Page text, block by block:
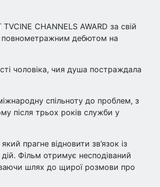
CHANNELS AWARD за свій
повнометражним дебютом на
чоловіка, чия душа постраждала
спільноту до проблем, з
після трьох років служби у
прагне відновити зв’язок із
Фільм отримує несподіваний
шлях до щирої розмови про